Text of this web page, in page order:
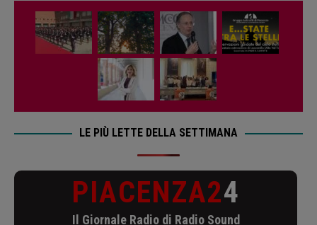
LE PIÙ LETTE DELLA SETTIMANA
PIACENZA24
Il Giornale Radio di Radio Sound